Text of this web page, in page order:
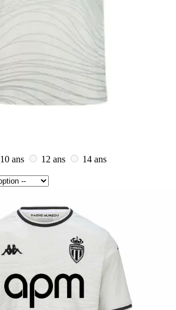
10 ans 12 ans
14 ans